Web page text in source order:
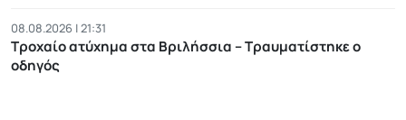
08.08.2026 | 21:31
Τροχαίο ατύχημα στα Βριλήσσια – Τραυματίστηκε ο
οδηγός